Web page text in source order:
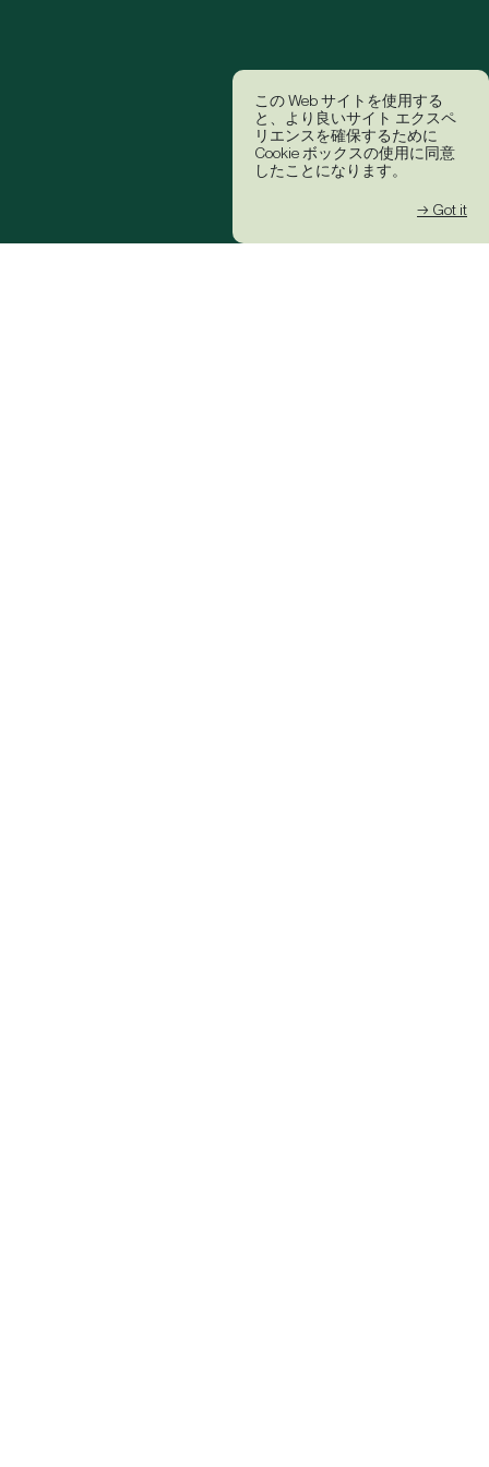
この Web サイトを使用する
と、より良いサイト エクスペ
リエンスを確保するために
Cookie ボックスの使用に同意
したことになります。
→ Got it